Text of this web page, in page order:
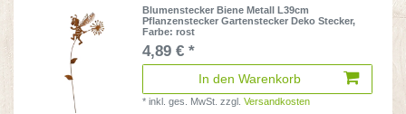
Blumenstecker Biene Metall L39cm
Pflanzenstecker Gartenstecker Deko Stecker,
Farbe: rost
4,89 € *
In den Warenkorb
*inkl. ges. MwSt. zzgl.Versandkosten